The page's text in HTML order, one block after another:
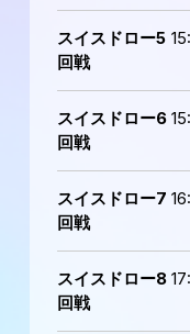
スイスドロー5
回戦
スイスドロー6
回戦
スイスドロー7
回戦
スイスドロー8
回戦